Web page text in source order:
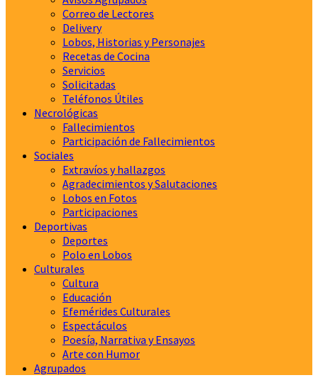
Correo de Lectores
Delivery
Lobos, Historias y Personajes
Recetas de Cocina
Servicios
Solicitadas
Teléfonos Útiles
Necrológicas
Fallecimientos
Participación de Fallecimientos
Sociales
Extravíos y hallazgos
Agradecimientos y Salutaciones
Lobos en Fotos
Participaciones
Deportivas
Deportes
Polo en Lobos
Culturales
Cultura
Educación
Efemérides Culturales
Espectáculos
Poesía, Narrativa y Ensayos
Arte con Humor
Agrupados